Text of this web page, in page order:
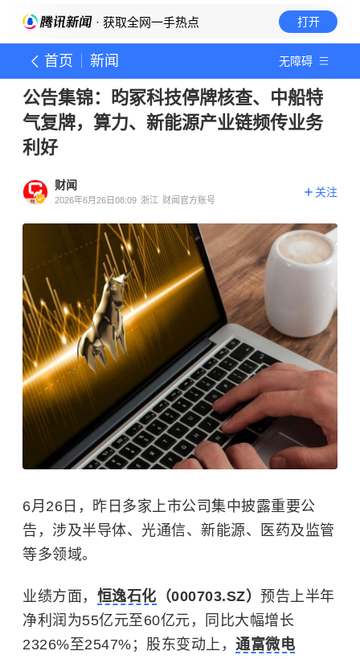
· 获取全网一手热点 打开
首页 新闻 无障碍
公告集锦：昀冢科技停牌核查、中船特
气复牌，算力、新能源产业链频传业务
利好
财闻
2026年6月26日08:09 浙江 财闻官方账号
关注
6月26日，昨日多家上市公司集中披露重要公
告，涉及半导体、光通信、新能源、医药及监管
等多领域。
业绩方面， 恒逸石化 （000703.SZ） 预告上半年
净利润为55亿元至60亿元，同比大幅增长
2326%至2547%；股东变动上， 通富微电